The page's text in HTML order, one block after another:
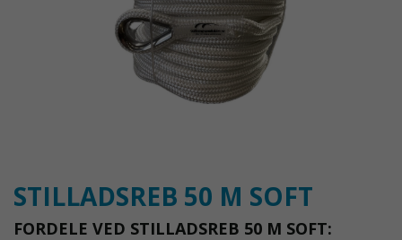
STILLADSREB 50 M SOFT
FORDELE VED STILLADSREB 50 M SOFT: